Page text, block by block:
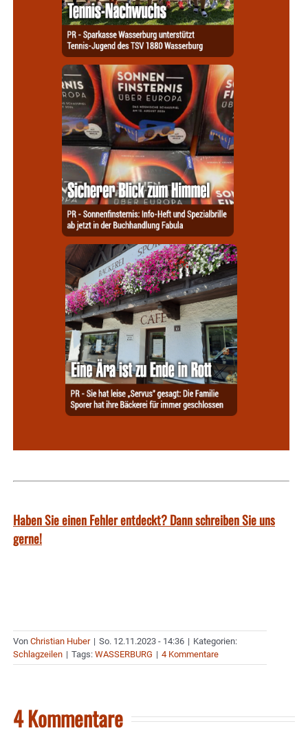
Haben Sie einen Fehler entdeckt? Dann schreiben Sie uns
gerne!
Von Christian Huber | So. 12.11.2023 - 14:36 | Kategorien:
Schlagzeilen | Tags: WASSERBURG | 4 Kommentare
4 Kommentare